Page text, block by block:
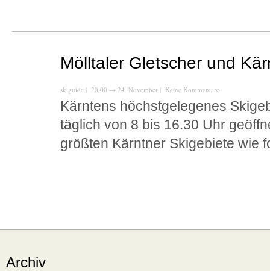
Mölltaler Gletscher und
skiguide | 20:00 → 24. November | Keine Kommentare
Kärntens höchstgelegenes
täglich von 8 bis 16.30 Uhr
größten Kärntner Skigebiete wie
Archiv